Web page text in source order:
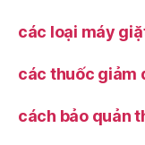
các loại máy
các thuốc giảm
cách bảo quản